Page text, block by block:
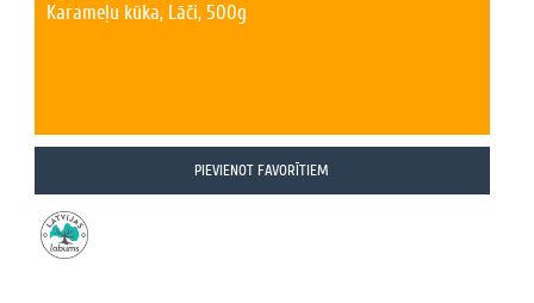
Karameļu kūka, Lāči, 500g
PIEVIENOT FAVORĪTIEM